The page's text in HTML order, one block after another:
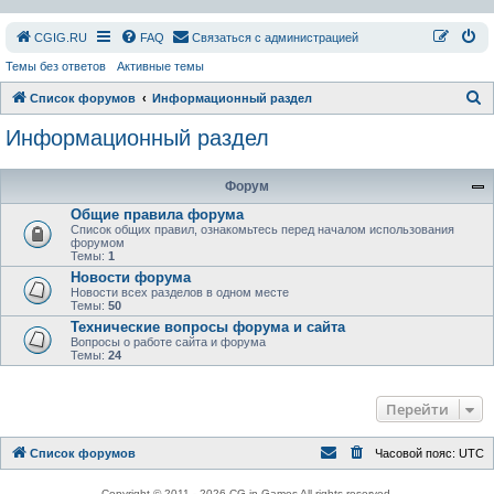
СGIG.RU FAQ Связаться с администрацией
Темы без ответов Активные темы
Список форумов Информационный раздел
к
Информационный раздел
Форум
Общие правила форума
Список общих правил, ознакомьтесь перед началом использования
форумом
Темы: 1
Новости форума
Новости всех разделов в одном месте
Темы: 50
Технические вопросы форума и сайта
Вопросы о работе сайта и форума
Темы: 24
Перейти
Список форумов Часовой пояс: UTC